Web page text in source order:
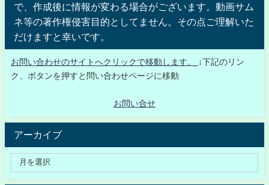
で、作成後に情報が変わる場合がございます。動画サム
ネ等の著作権侵害目的としてません。その点ご理解いた
だけますと幸いです。
お問い合わせのサイトへクリックで移動します。
↓下記のリン
ク、ボタンを押すと問い合わせページに移動
お問い合せ
アーカイブ